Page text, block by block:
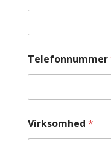
Telefonnummer
Virksomhed *